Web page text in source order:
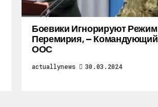
Боевики Игнорируют Режим
Перемирия, — Командующий
ООС
actuallynews 30.03.2024